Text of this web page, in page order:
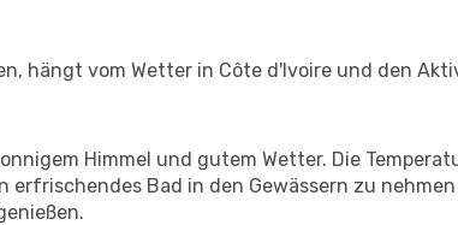
hängt vom Wetter in Côte d'Ivoire und den
Himmel und gutem Wetter. Die
Bad in den Gewässern zu